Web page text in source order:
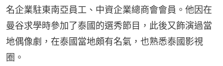
名企業駐東南亞員工、中資企業總商會會員。他因在
曼谷求學時參加了泰國的選秀節目，此後又飾演過當
地偶像劇，在泰國當地頗有名氣，也熟悉泰國影視
圈。